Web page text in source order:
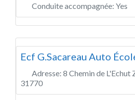
Conduite accompagnée: Yes
Ecf G.Sacareau Auto
Adresse: 8 Chemin de L'Echut
31770